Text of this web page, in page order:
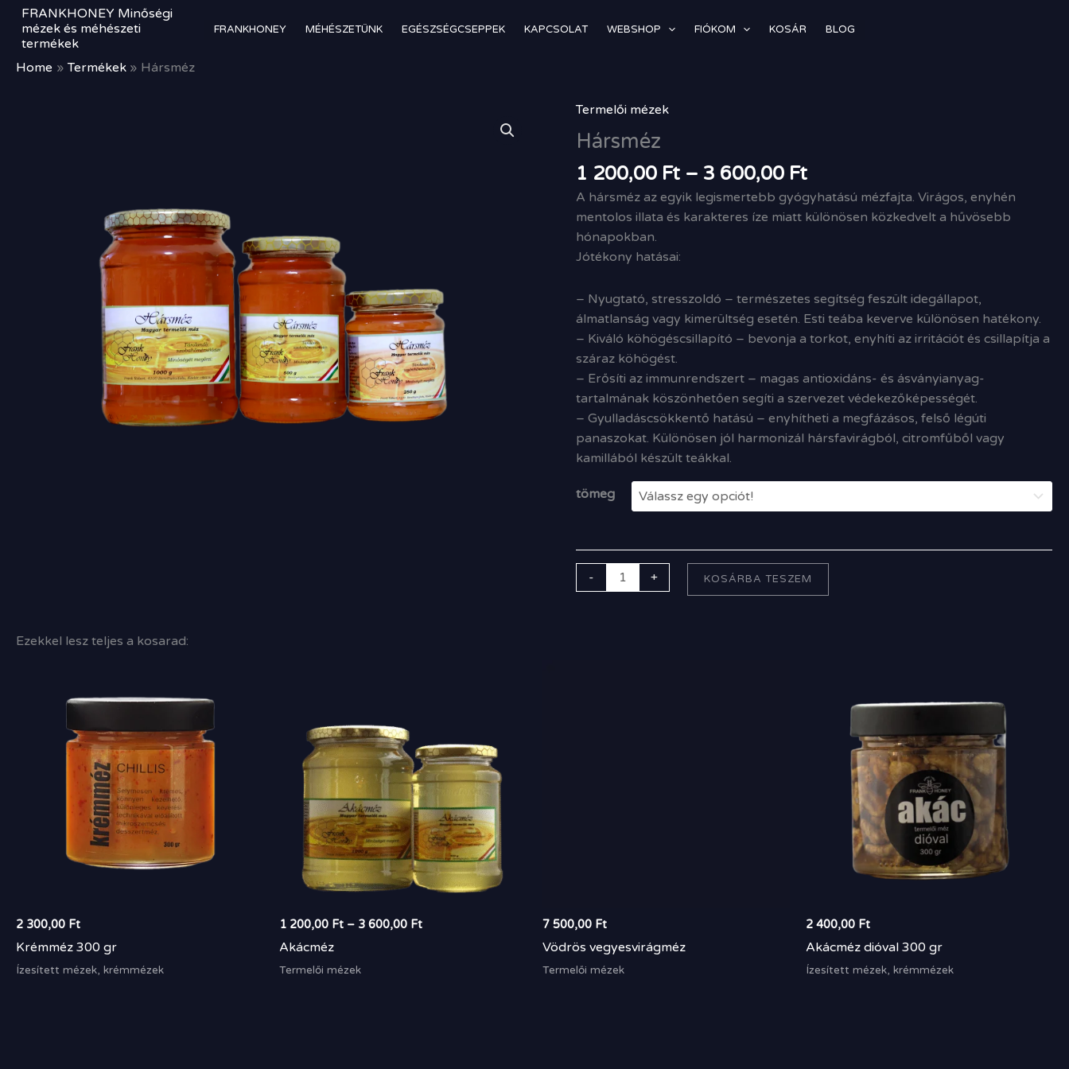
Skip
content
FRANKHONEY Minőségi
mézek és méhészeti
termékek
FRANKHONEY MÉHÉSZETÜNK EGÉSZSÉGCSEPPEK KAPCSOLAT WEBSHOP FIÓKOM KOSÁR BLOG
Home Termékek Hársméz
Termelői mézek
Hársméz
1 200,00 Ft – 3 600,00 Ft-
3
600,00 Ft
A hársméz az egyik legismertebb gyógyhatású mézfajta. Virágos, enyhén
mentolos illata és karakteres íze miatt különösen közkedvelt a hűvösebb
hónapokban.
Jótékony hatásai:
– Nyugtató, stresszoldó – természetes segítség feszült idegállapot,
álmatlanság vagy kimerültség esetén. Esti teába keverve különösen hatékony.
– Kiváló köhögéscsillapító – bevonja a torkot, enyhíti az irritációt és csillapítja a
száraz köhögést.
– Erősíti az immunrendszert – magas antioxidáns- és ásványianyag-
tartalmának köszönhetően segíti a szervezet védekezőképességét.
– Gyulladáscsökkentő hatású – enyhítheti a megfázásos, felső légúti
panaszokat. Különösen jól harmonizál hársfavirágból, citromfűből vagy
kamillából készült teákkal.
tömeg
-
Hársméz
mennyiség
+ KOSÁRBA TESZEM
Ezekkel lesz teljes a kosarad:
2 300,00 Ft
Krémméz 300 gr
Ízesített mézek, krémmézek
1 200,00 Ft – 3 600,00 Ft
Akácméz
Termelői mézek
7 500,00 Ft
Vödrös vegyesvirágméz
Termelői mézek
2 400,00 Ft
Akácméz dióval 300 gr
Ízesített mézek, krémmézek